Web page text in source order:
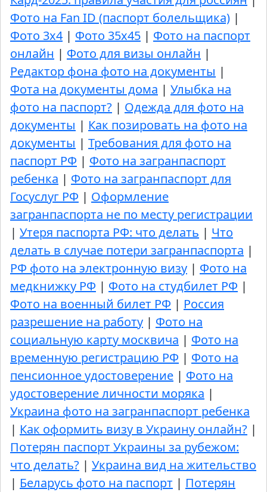
Фото на Fan ID (паспорт болельщика) |
Фото 3х4 | Фото 35х45 | Фото на паспорт
онлайн | Фото для визы онлайн |
Редактор фона фото на документы |
Фота на документы дома | Улыбка на
фото на паспорт? | Одежда для фото на
документы | Как позировать на фото на
документы | Требования для фото на
паспорт РФ | Фото на загранпаспорт
ребенка | Фото на загранпаспорт для
Госуслуг РФ | Оформление
загранпаспорта не по месту регистрации
| Утеря паспорта РФ: что делать | Что
делать в случае потери загранпаспорта |
РФ фото на электронную визу | Фото на
медкнижку РФ | Фото на студбилет РФ |
Фото на военный билет РФ | Россия
разрешение на работу | Фото на
социальную карту москвича | Фото на
временную регистрацию РФ | Фото на
пенсионное удостоверение | Фото на
удостоверение личности моряка |
Украина фото на загранпаспорт ребенка
| Как оформить визу в Украину онлайн? |
Потерян паспорт Украины за рубежом:
что делать? | Украина вид на жительство
| Беларусь фото на паспорт | Потерян